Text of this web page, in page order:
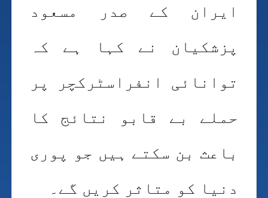
ایران کے صدر مسعود
پزشکیان نے کہا ہے کہ
توانائی انفراسٹرکچر پر
حملے بے قابو نتائج کا
باعث بن سکتے ہیں جو پوری
دنیا کو متاثر کریں گے۔